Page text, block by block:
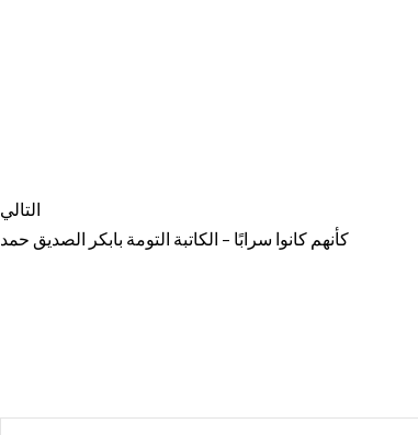
التالي
كأنهم كانوا سرابًا – الكاتبة التومة بابكر الصديق حمد